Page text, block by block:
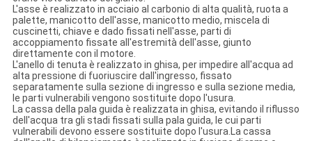
L'asse è realizzato in acciaio al carbonio di alta qualità, ruota a
palette, manicotto dell'asse, manicotto medio, miscela di
cuscinetti, chiave e dado fissati nell'asse, parti di
accoppiamento fissate all'estremità dell'asse, giunto
direttamente con il motore.
L'anello di tenuta è realizzato in ghisa, per impedire all'acqua ad
alta pressione di fuoriuscire dall'ingresso, fissato
separatamente sulla sezione di ingresso e sulla sezione media,
le parti vulnerabili vengono sostituite dopo l'usura.
La cassa della pala guida è realizzata in ghisa, evitando il riflusso
dell'acqua tra gli stadi fissati sulla pala guida, le cui parti
vulnerabili devono essere sostituite dopo l'usura.La cassa